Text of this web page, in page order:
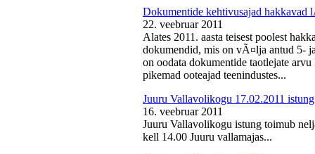
Dokumentide kehtivusajad hakkavad
22. veebruar 2011
Alates 2011. aasta teisest poolest
dokumendid, mis on vÃ¤lja antud 5-
on oodata dokumentide taotlejate
pikemad ooteajad teenindustes...
Juuru Vallavolikogu 17.02.2011 istung
16. veebruar 2011
Juuru Vallavolikogu istung toimub
kell 14.00 Juuru vallamajas...